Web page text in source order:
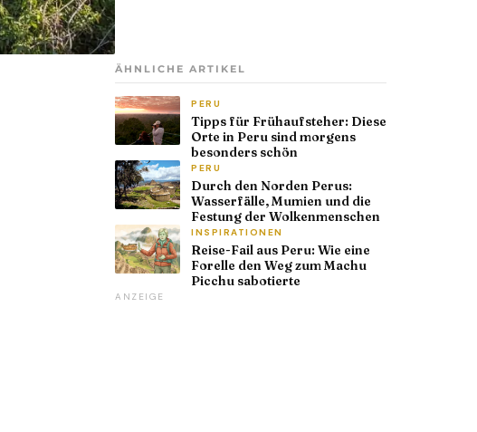
ÄHNLICHE ARTIKEL
PERU
Tipps für Frühaufsteher: Diese
Orte in Peru sind morgens
besonders schön
PERU
Durch den Norden Perus:
Wasserfälle, Mumien und die
Festung der Wolkenmenschen
INSPIRATIONEN
Reise-Fail aus Peru: Wie eine
Forelle den Weg zum Machu
Picchu sabotierte
ANZEIGE